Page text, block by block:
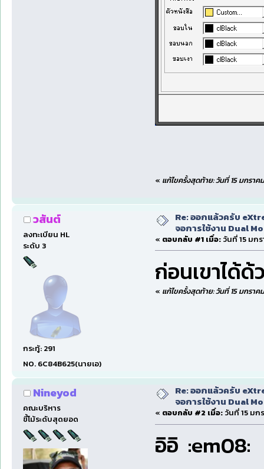
« แก้ไขครั้งสุดท้าย: วันที่ 15 มกราค
วสันต์
ลงทะเบียน HL
ระดับ 3
กระทู้: 291
NO. 6C84B625(นายเอ)
Re: ออกแล้วครับ
จอการใช้งาน Dual
« ตอบกลับ #1 เมื่อ: วันที่ 15 มก
ก่อนเขาได้
« แก้ไขครั้งสุดท้าย: วันที่ 15 มกรา
Nineyod
คณะบริหาร
ขี้โม้ระดับสุดยอด
Re: ออกแล้วครับ
จอการใช้งาน Dual
« ตอบกลับ #2 เมื่อ: วันที่ 15 มก
อิอิ :em08: